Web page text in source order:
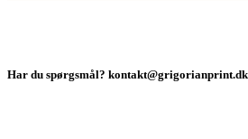
Har du spørgsmål? kontakt@grigorianprint.dk